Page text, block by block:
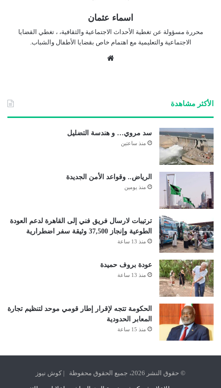
اسماء عثمان
محررة مسؤولة عن تغطية الأحداث الاجتماعية والثقافية، ، تغطي القضايا
الاجتماعية والتعليمية مع اهتمام خاص بقضايا الأطفال والشباب.
الأكثر مشاهدة
سد مروي… و هندسة التضليل
منذ ساعتين
الرياض.. وقواعد الأمن الجديدة
منذ يومين
ترتيبات لارسال فريق فني إلى القاهرة لدعم العودة
الطوعية وإنجاز 37,500 وثيقة سفر اضطرارية
منذ 13 ساعة
عودة بروف حميدة
منذ 13 ساعة
الحكومة تتجه لإقرار إطار قومي موحد لتنظيم تجارة
المعابر الحدودية
منذ 15 ساعة
© حقوق النشر 2026، جميع الحقوق محفوظة | كوش نيوز